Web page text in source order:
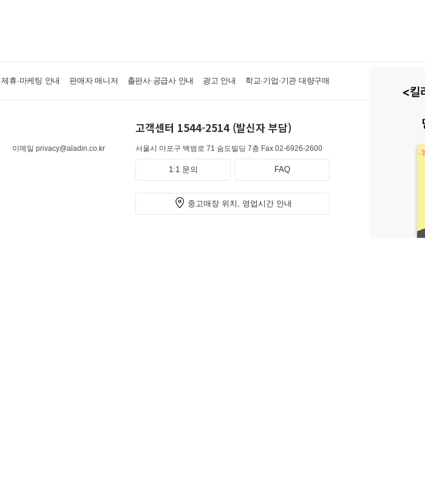
제휴·마케팅 안내 판매자 매니저 출판사·공급사 안내 광고 안내 학교·기업·기관 대량구매
이메일 privacy@aladin.co.kr
고객센터 1544-2514 (발신자 부담)
서울시 마포구 백범로 71 숨도빌딩 7층 Fax 02-6926-2600
1:1 문의 FAQ
중고매장 위치, 영업시간 안내